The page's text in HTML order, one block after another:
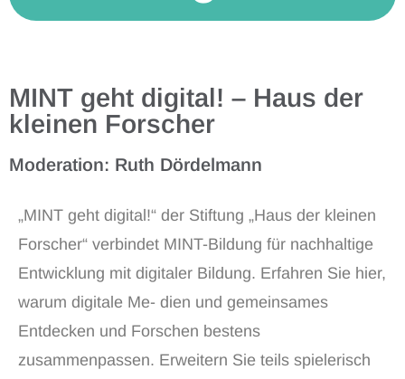
MINT geht digital! – Haus der
kleinen Forscher
Moderation: Ruth Dördelmann
„MINT geht digital!“ der Stiftung „Haus der kleinen
Forscher“ verbindet MINT-Bildung für nachhaltige
Entwicklung mit digitaler Bildung. Erfahren Sie hier,
warum digitale Me- dien und gemeinsames
Entdecken und Forschen bestens
zusammenpassen. Erweitern Sie teils spielerisch